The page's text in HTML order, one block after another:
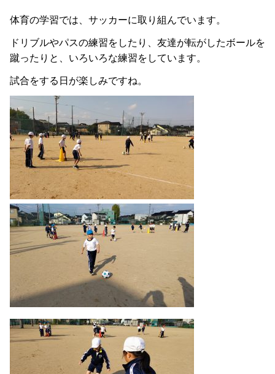
体育の学習では、サッカーに取り組んでいます。
ドリブルやパスの練習をしたり、友達が転がしたボールを
蹴ったりと、いろいろな練習をしています。
試合をする日が楽しみですね。